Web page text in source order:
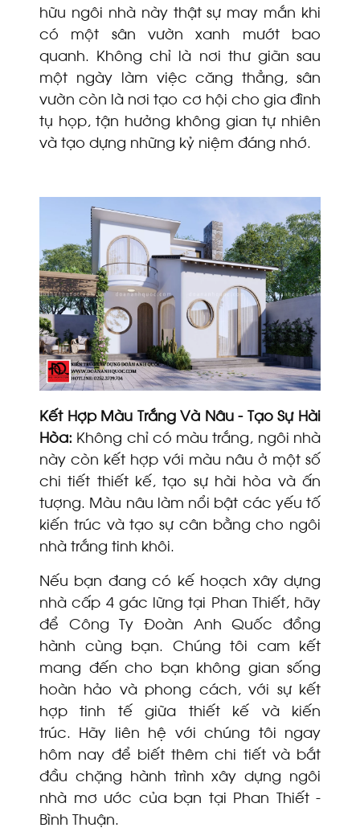
hữu ngôi nhà này thật sự may mắn khi
có một sân vườn xanh mướt bao
quanh. Không chỉ là nơi thư giãn sau
một ngày làm việc căng thẳng, sân
vườn còn là nơi tạo cơ hội cho gia đình
tụ họp, tận hưởng không gian tự nhiên
và tạo dựng những kỷ niệm đáng nhớ.
Kết Hợp Màu Trắng Và Nâu - Tạo Sự Hài
Hòa: Không chỉ có màu trắng, ngôi nhà
này còn kết hợp với màu nâu ở một số
chi tiết thiết kế, tạo sự hài hòa và ấn
tượng. Màu nâu làm nổi bật các yếu tố
kiến trúc và tạo sự cân bằng cho ngôi
nhà trắng tinh khôi.
Nếu bạn đang có kế hoạch xây dựng
nhà cấp 4 gác lững tại Phan Thiết, hãy
để Công Ty Đoàn Anh Quốc đồng
hành cùng bạn. Chúng tôi cam kết
mang đến cho bạn không gian sống
hoàn hảo và phong cách, với sự kết
hợp tinh tế giữa thiết kế và kiến
trúc. Hãy liên hệ với chúng tôi ngay
hôm nay để biết thêm chi tiết và bắt
đầu chặng hành trình xây dựng ngôi
nhà mơ ước của bạn tại Phan Thiết -
Bình Thuận.